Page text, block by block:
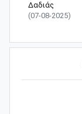
Δαδιάς
(07-08-2025)